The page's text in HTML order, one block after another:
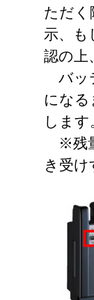
ただく
示、も
認の上
バッ
にな
します
※残
き受